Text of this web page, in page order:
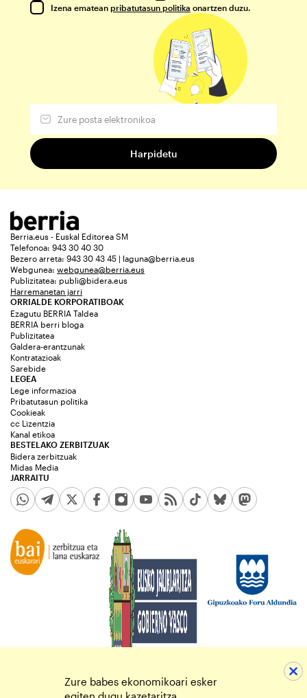
Izena ematean pribatutasun politika onartzen duzu.
Berria.eus - Euskal Editorea SM
Telefonoa: 943 30 40 30
Bezero arreta: 943 30 43 45 | laguna@berria.eus
Webgunea: webgunea@berria.eus
Publizitatea: publi@bidera.eus
Harremanetan jarri
ORRIALDE KORPORATIBOAK
Ezagutu BERRIA Taldea
BERRIA berri bloga
Publizitatea
Galdera-erantzunak
Kontratazioak
Sarebide
JARRAITU
LEGEA
Lege informazioa
Pribatutasun politika
Cookieak
cc Lizentzia
Kanal etikoa
BESTELAKO ZERBITZUAK
Bidera zerbitzuak
Midas Media
Zure babes ekonomikoari esker